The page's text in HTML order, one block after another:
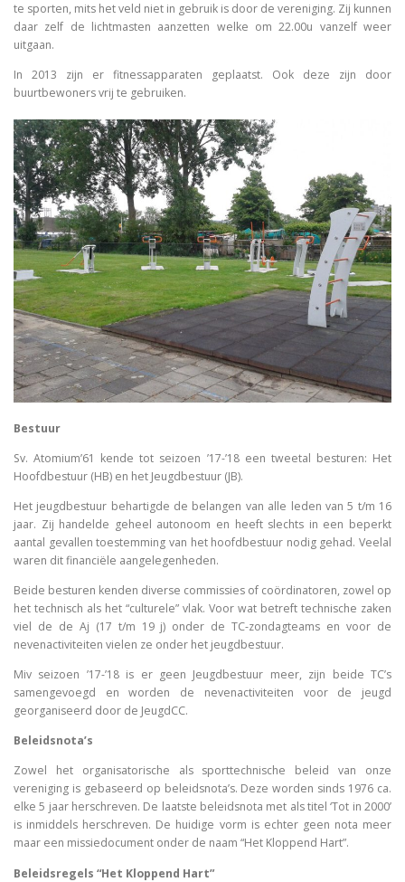
te sporten, mits het veld niet in gebruik is door de vereniging. Zij kunnen
daar zelf de lichtmasten aanzetten welke om 22.00u vanzelf weer
uitgaan.
In 2013 zijn er fitnessapparaten geplaatst. Ook deze zijn door
buurtbewoners vrij te gebruiken.
Bestuur
Sv. Atomium’61 kende tot seizoen ’17-’18 een tweetal besturen: Het
Hoofdbestuur (HB) en het Jeugdbestuur (JB).
Het jeugdbestuur behartigde de belangen van alle leden van 5 t/m 16
jaar. Zij handelde geheel autonoom en heeft slechts in een beperkt
aantal gevallen toestemming van het hoofdbestuur nodig gehad. Veelal
waren dit financiële aangelegenheden.
Beide besturen kenden diverse commissies of coördinatoren, zowel op
het technisch als het “culturele” vlak. Voor wat betreft technische zaken
viel de de Aj (17 t/m 19 j) onder de TC-zondagteams en voor de
nevenactiviteiten vielen ze onder het jeugdbestuur.
Miv seizoen ’17-’18 is er geen Jeugdbestuur meer, zijn beide TC’s
samengevoegd en worden de nevenactiviteiten voor de jeugd
georganiseerd door de JeugdCC.
Beleidsnota’s
Zowel het organisatorische als sporttechnische beleid van onze
vereniging is gebaseerd op beleidsnota’s. Deze worden sinds 1976 ca.
elke 5 jaar herschreven. De laatste beleidsnota met als titel ‘Tot in 2000’
is inmiddels herschreven. De huidige vorm is echter geen nota meer
maar een missiedocument onder de naam “Het Kloppend Hart”.
Beleidsregels “Het Kloppend Hart”